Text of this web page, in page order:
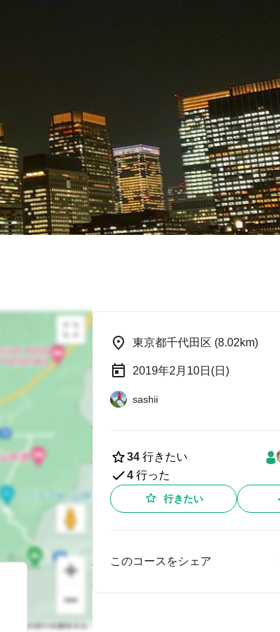
東京都千代田区 (8.02km)
2019年2月10日(日)
sashii
34 行きたい
4 行った
行きたい
このコースをシェア